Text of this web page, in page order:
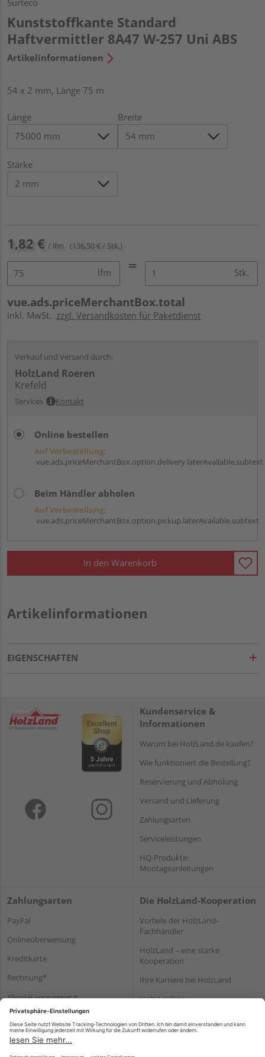
Kunststoffkante Standard
Haftvermittler 8A47 W-257 Uni ABS
Artikelinformationen
54 x 2 mm, Länge 75 m
Länge Breite
Stärke
1,82 € / lfm (136,50 € / Stk.)
lfm Stk.
vue.ads.priceMerchantBox.total
inkl. MwSt. zzgl. Versandkosten für Paketdienst
Verkauf und Versand durch:
HolzLand Roeren
Krefeld
Services Kontakt
Online bestellen
Auf Vorbestellung:
vue.ads.priceMerchantBox.option.delivery.laterAvailable.subtext
Beim Händler abholen
Auf Vorbestellung:
vue.ads.priceMerchantBox.option.pickup.laterAvailable.subtext
In den Warenkorb
Artikelinformationen
EIGENSCHAFTEN
Kundenservice &
Informationen
Warum bei HolzLand.de kaufen?
Wie funktioniert die Bestellung?
Reservierung und Abholung
Versand und Lieferung
Zahlungsarten
Serviceleistungen
HQ-Produkte:
Montageanleitungen
Zahlungsarten
PayPal
Onlineüberweisung
Kreditkarte
Rechnung*
*Bonität vorausgesetzt
Die HolzLand-Kooperation
Vorteile der HolzLand-
Fachhändler
HolzLand – eine starke
Kooperation
Ihre Karriere bei HolzLand
Holz-Lexikon